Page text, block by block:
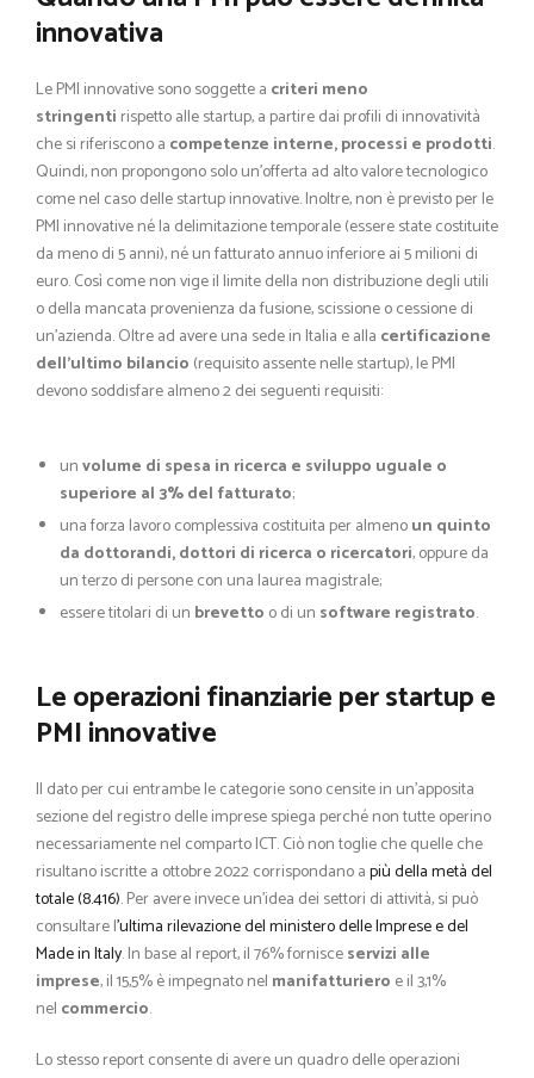
innovativa
Le PMI innovative sono soggette a criteri meno
stringenti rispetto alle startup, a partire dai profili di innovatività
che si riferiscono a competenze interne, processi e prodotti.
Quindi, non propongono solo un’offerta ad alto valore tecnologico
come nel caso delle startup innovative. Inoltre, non è previsto per le
PMI innovative né la delimitazione temporale (essere state costituite
da meno di 5 anni), né un fatturato annuo inferiore ai 5 milioni di
euro. Così come non vige il limite della non distribuzione degli utili
o della mancata provenienza da fusione, scissione o cessione di
un’azienda. Oltre ad avere una sede in Italia e alla certificazione
dell’ultimo bilancio (requisito assente nelle startup), le PMI
devono soddisfare almeno 2 dei seguenti requisiti:
unvolume di spesa in ricerca e sviluppo uguale o
superiore al 3% del fatturato;
una forza lavoro complessiva costituita per almenoun quinto
da dottorandi, dottori di ricerca o ricercatori, oppure da
un terzo di persone con una laurea magistrale;
essere titolari di un brevetto o di un software registrato.
Le operazioni finanziarie per startup e
PMI innovative
Il dato per cui entrambe le categorie sono censite in un’apposita
sezione del registro delle imprese spiega perché non tutte operino
necessariamente nel comparto ICT. Ciò non toglie che quelle che
risultano iscritte a ottobre 2022 corrispondano apiù della metà del
totale (8.416). Per avere invece un’idea dei settori di attività, si può
consultare l’ultima rilevazione del ministero delle Imprese e del
Made in Italy. In base al report, il 76% fornisceservizi alle
imprese, il 15,5% è impegnato nel manifatturiero e il 3,1%
nel commercio.
Lo stesso report consente di avere un quadro delle operazioni